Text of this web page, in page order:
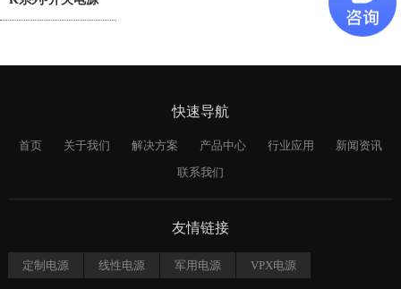
快速导航
首页 关于我们 解决方案 产品中心 行业应用
新闻资讯
联系我们
友情链接
定制电源 线性电源 军用电源 VPX电源